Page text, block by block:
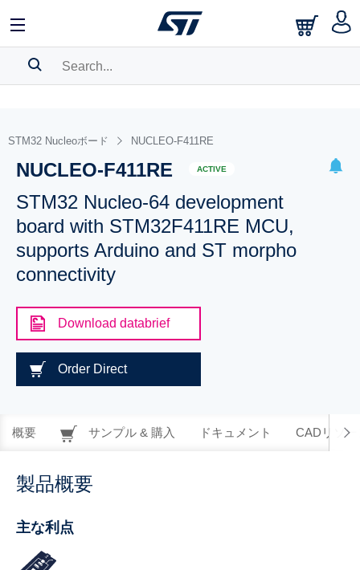
BOOKMARK
Please log into show your saved searches.
STM32 Nucleoボード NUCLEO-F411RE
NUCLEO-F411RE ACTIVE
STM32 Nucleo-64 development
board with STM32F411RE MCU,
supports Arduino and ST morpho
connectivity
Download databrief
Order Direct
概要 サンプル & 購入 ドキュメント CADリソー
製品概要
主な利点